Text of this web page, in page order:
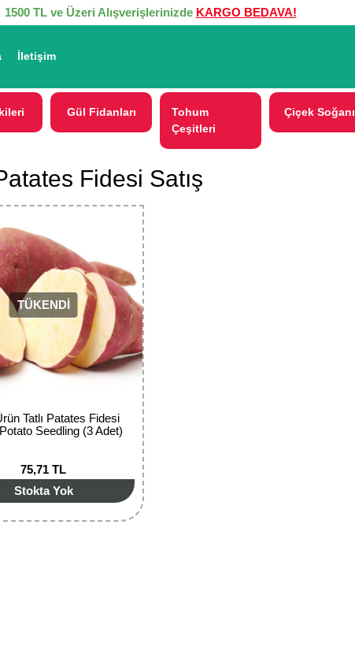
1500 TL ve Üzeri Alışverişlerinizde KARGO BEDAVA!
İletişim
Gül Fidanları
Tohum
Çeşitleri
Çiçek Soğanı
Fidesi Satış
TÜKENDİ
Tatlı Patates Fidesi
Seedling (3 Adet)
75,71 TL
Stokta Yok